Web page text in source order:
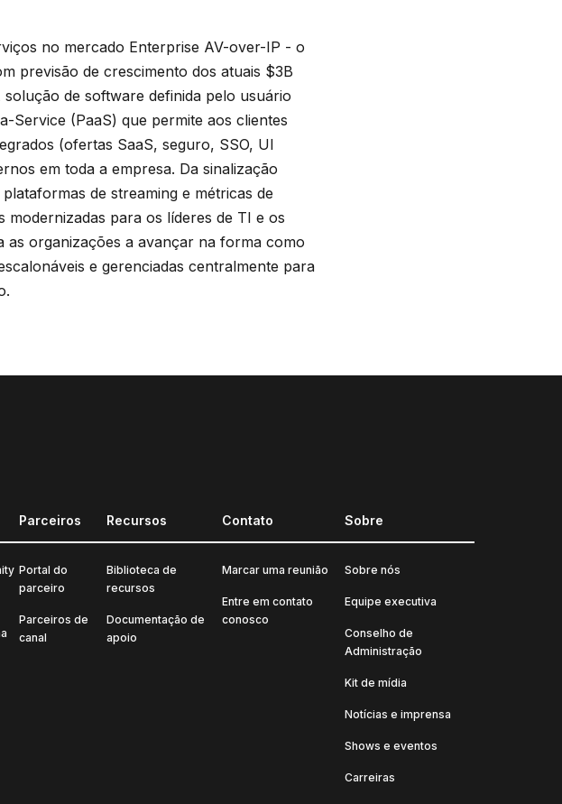
no mercado Enterprise AV-over-IP - o
previsão de crescimento dos atuais $3B
de software definida pelo usuário
(PaaS) que permite aos clientes
(ofertas SaaS, seguro, SSO, UI
em toda a empresa. Da sinalização
de streaming e métricas de
para os líderes de TI e os
organizações a avançar na forma como
e gerenciadas centralmente para
Parceiros
Portal do
parceiro
Parceiros de
canal
Recursos
Biblioteca de
recursos
Documentação de
apoio
Contato
Marcar uma reunião
Entre em contato
conosco
Sobre
Sobre nós
Equipe executiva
Conselho de
Administração
Kit de mídia
Notícias e imprensa
Shows e eventos
Carreiras